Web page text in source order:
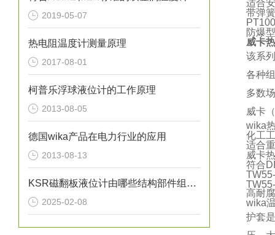
2019-05-07
热电阻温度计测量原理
2017-08-01
柯普乐浮球液位计的工作原理
2013-08-05
德国wika产品在电力行业的应用
2013-08-13
KSR磁翻板液位计由哪些结构部件组成呢？
2025-02-08
适合
带弹
防爆型
威卡
该系
各种
多数
威卡
wika
化工
适合
威卡
符合
高耐
wika
护套